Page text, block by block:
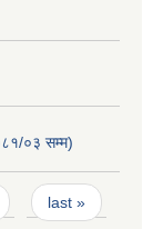
०३ सम्म)
last »